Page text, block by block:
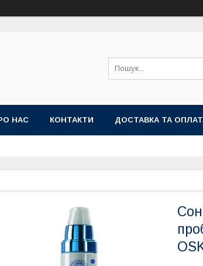
НАС КОНТАКТИ ДОСТАВКА ТА